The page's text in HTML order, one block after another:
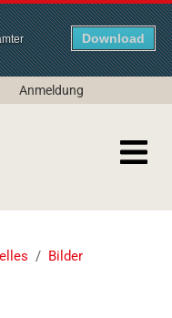
Download
Anmeldung
Bilder